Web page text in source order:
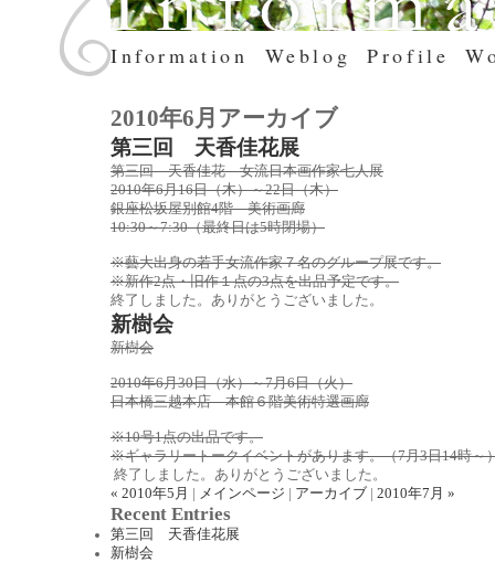
Information Weblog Profile
2010年6月アーカイブ
第三回 天香佳花展
第三回 天香佳花 女流日本画作家七人展
2010年6月16日（木）～22日（木）
銀座松坂屋別館4階 美術画廊
10:30～7:30（最終日は5時閉場）
※藝大出身の若手女流作家７名のグループ展です。
※新作2点・旧作１点の3点を出品予定です。
終了しました。ありがとうございました。
新樹会
新樹会
2010年6月30日（水）～7月6日（火）
日本橋三越本店 本館６階美術特選画廊
※10号1点の出品です。
※ギャラリートークイベントがあります。（7月3日14時～
終了しました。ありがとうございました。
« 2010年5月
メインページ アーカイブ 2010年7月 »
Recent Entries
第三回 天香佳花展
新樹会